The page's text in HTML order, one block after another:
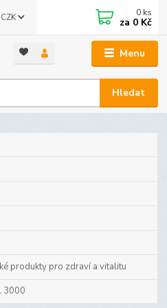
Menu
CZK
Hledat
0 ks
za 0 Kč
produkty pro zdraví a vitalitu
3000